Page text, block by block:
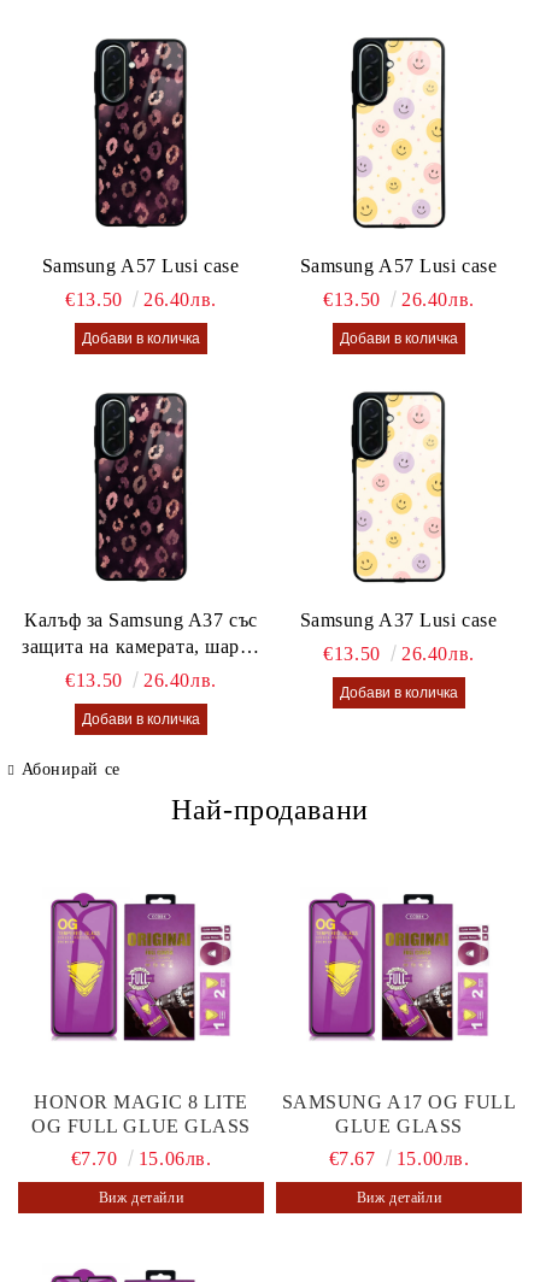
Samsung A57 Lusi case
€13.50
26.40лв.
Samsung A57 Lusi case
€13.50
26.40лв.
Калъф за Samsung A37 със
защита на камерата, шарен
калъф Lusi case
€13.50 26.40лв.
Samsung A37 Lusi case
€13.50
26.40лв.
Абонирай се
Най-продавани
HONOR MAGIC 8 LITE
OG FULL GLUE GLASS
€7.70
15.06лв.
Виж детайли
SAMSUNG A17 OG FULL
GLUE GLASS
€7.67
15.00лв.
Виж детайли